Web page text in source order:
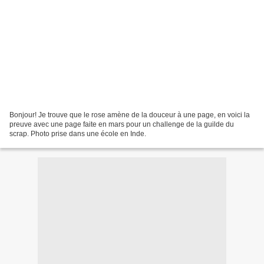
Bonjour! Je trouve que le rose amène de la douceur à une page, en voici la
preuve avec une page faite en mars pour un challenge de la guilde du
scrap. Photo prise dans une école en Inde.